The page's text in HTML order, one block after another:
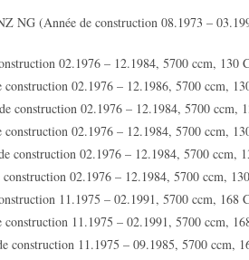
NG (Année de construction 08.1973 –
02.1976 – 12.1984, 5700 ccm, 130
construction 02.1976 – 12.1986, 5700 ccm,
construction 02.1976 – 12.1984, 5700 ccm,
construction 02.1976 – 12.1984, 5700 ccm,
construction 02.1976 – 12.1984, 5700 ccm,
construction 02.1976 – 12.1984, 5700 ccm,
11.1975 – 02.1991, 5700 ccm, 168
construction 11.1975 – 02.1991, 5700 ccm,
construction 11.1975 – 09.1985, 5700 ccm,